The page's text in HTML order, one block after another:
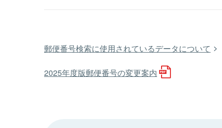
郵便番号検索に使用されているデータについて
2025年度版郵便番号の変更案内